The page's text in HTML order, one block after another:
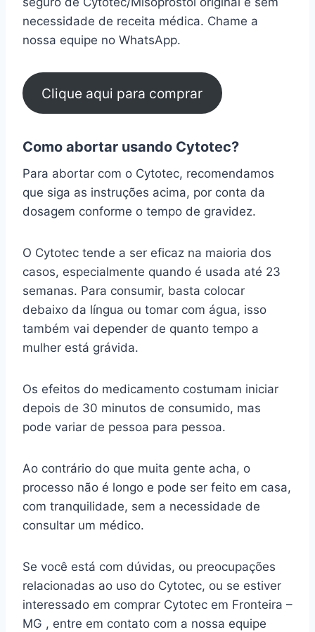
necessidade de receita médica. Chame a
nossa equipe no WhatsApp.
Clique aqui para comprar
Como abortar usando Cytotec?
Para abortar com o Cytotec, recomendamos
que siga as instruções acima, por conta da
dosagem conforme o tempo de gravidez.
O Cytotec tende a ser eficaz na maioria dos
casos, especialmente quando é usada até 23
semanas. Para consumir, basta colocar
debaixo da língua ou tomar com água, isso
também vai depender de quanto tempo a
mulher está grávida.
Os efeitos do medicamento costumam iniciar
depois de 30 minutos de consumido, mas
pode variar de pessoa para pessoa.
Ao contrário do que muita gente acha, o
processo não é longo e pode ser feito em casa,
com tranquilidade, sem a necessidade de
consultar um médico.
Se você está com dúvidas, ou preocupações
relacionadas ao uso do Cytotec, ou se estiver
interessado em comprar Cytotec em Fronteira –
MG , entre em contato com a nossa equipe